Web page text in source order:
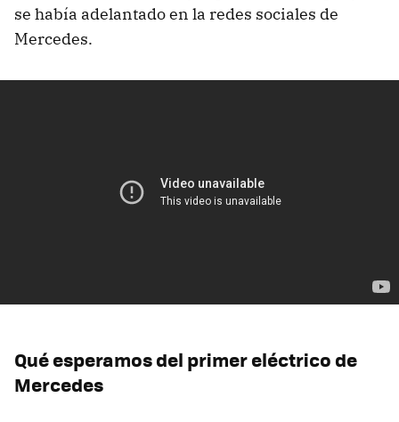
se había adelantado en la redes sociales de
Mercedes.
Qué esperamos del primer eléctrico de
Mercedes